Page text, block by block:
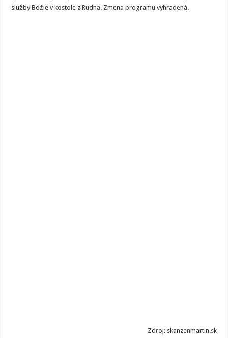
služby Božie v kostole z Rudna. Zmena programu vyhradená.
Zdroj: skanzenmartin.sk